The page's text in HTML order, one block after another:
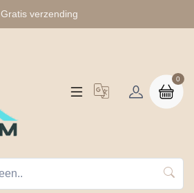
Gratis verzending
0